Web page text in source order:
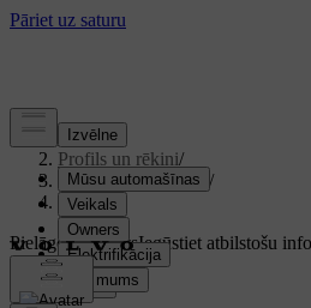
Atbalsts
Profils un rēķini/
Konta informācija /
Volvo ID
Pielāgots atbalstsIegūstiet atbilstošu
Pierakstīties